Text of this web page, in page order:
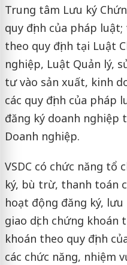
Trung tâm Lưu ký
quy định của pháp
theo quy định tại Luật
nghiệp, Luật Quản lý,
tư vào sản xuất, kinh
các quy định của pháp
đăng ký doanh nghiệp
Doanh nghiệp.
VSDC có chức năng tổ
ký, bù trừ, thanh toán
hoạt động đăng ký,
giao dịch chứng
khoán theo quy định
các chức năng, nhiệm